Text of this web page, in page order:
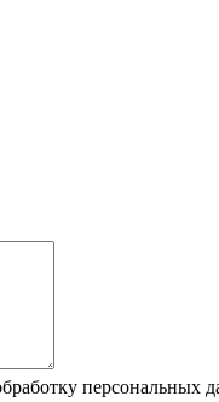
персональных